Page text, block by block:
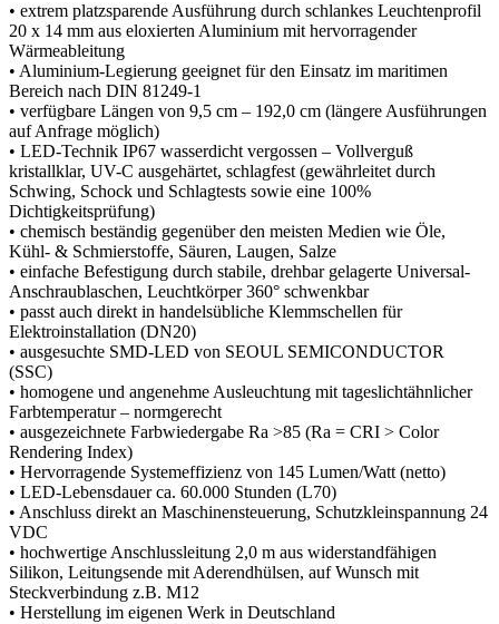
• extrem platzsparende Ausführung durch schlankes Leuchtenprofil
20 x 14 mm aus eloxierten Aluminium mit hervorragender
Wärmeableitung
• Aluminium-Legierung geeignet für den Einsatz im maritimen
Bereich nach DIN 81249-1
• verfügbare Längen von 9,5 cm – 192,0 cm (längere Ausführungen
auf Anfrage möglich)
• LED-Technik IP67 wasserdicht vergossen – Vollverguß
kristallklar, UV-C ausgehärtet, schlagfest (gewährleitet durch
Schwing, Schock und Schlagtests sowie eine 100%
Dichtigkeitsprüfung)
• chemisch beständig gegenüber den meisten Medien wie Öle,
Kühl- & Schmierstoffe, Säuren, Laugen, Salze
• einfache Befestigung durch stabile, drehbar gelagerte Universal-
Anschraublaschen, Leuchtkörper 360° schwenkbar
• passt auch direkt in handelsübliche Klemmschellen für
Elektroinstallation (DN20)
• ausgesuchte SMD-LED von SEOUL SEMICONDUCTOR
(SSC)
• homogene und angenehme Ausleuchtung mit tageslichtähnlicher
Farbtemperatur – normgerecht
• ausgezeichnete Farbwiedergabe Ra >85 (Ra = CRI > Color
Rendering Index)
• Hervorragende Systemeffizienz von 145 Lumen/Watt (netto)
• LED-Lebensdauer ca. 60.000 Stunden (L70)
• Anschluss direkt an Maschinensteuerung, Schutzkleinspannung 24
VDC
• hochwertige Anschlussleitung 2,0 m aus widerstandfähigen
Silikon, Leitungsende mit Aderendhülsen, auf Wunsch mit
Steckverbindung z.B. M12
• Herstellung im eigenen Werk in Deutschland